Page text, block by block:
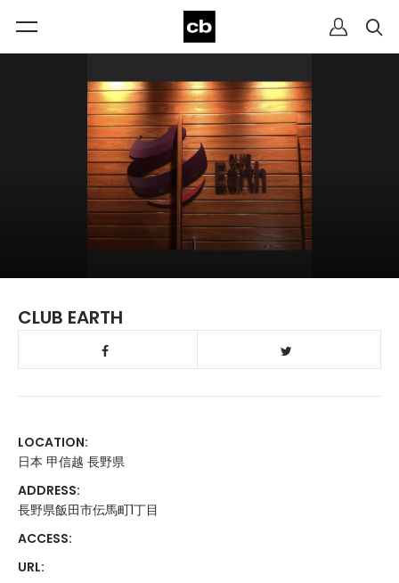
CLUB EARTH
LOCATION:
日本 甲信越 長野県
ADDRESS:
長野県飯田市伝馬町1丁目
ACCESS:
URL: